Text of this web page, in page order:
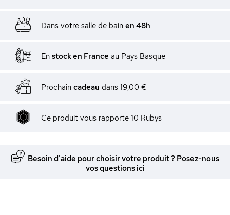
Dans votre salle de bain en 48h
En stock en France au Pays Basque
Prochain cadeau dans 19,00 €
Ce produit vous rapporte 10 Rubys
Besoin d'aide pour choisir votre produit ? Posez-nous
vos questions ici